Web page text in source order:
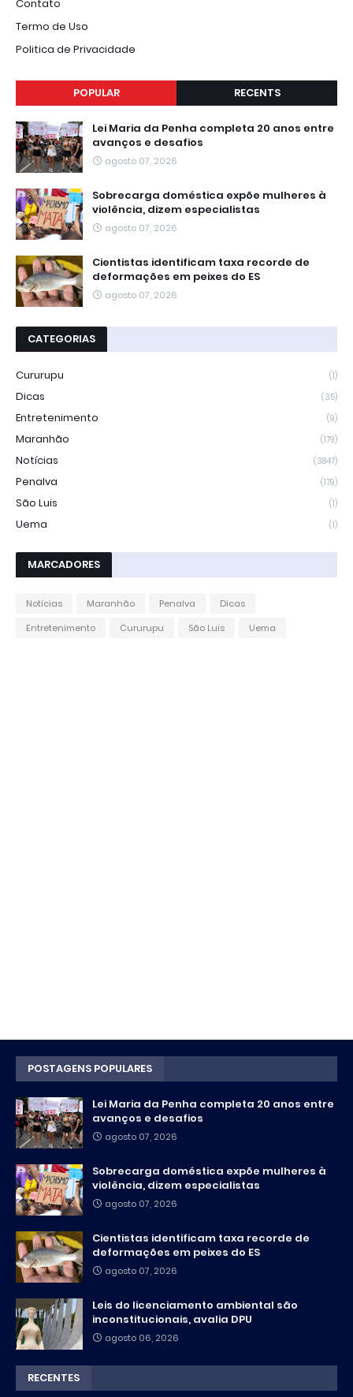
Contato
Termo de Uso
Politica de Privacidade
POPULAR RECENTS
Lei Maria da Penha completa 20 anos entre
avanços e desafios
agosto 07, 2026
Sobrecarga doméstica expõe mulheres à
violência, dizem especialistas
agosto 07, 2026
Cientistas identificam taxa recorde de
deformações em peixes do ES
agosto 07, 2026
CATEGORIAS
Cururupu (1)
Dicas (35)
Entretenimento (9)
Maranhão (179)
Notícias (3847)
Penalva (179)
São Luis (1)
Uema (1)
MARCADORES
Notícias Maranhão Penalva
Dicas
Entretenimento
Cururupu São Luis Uema
POSTAGENS POPULARES
Lei Maria da Penha completa 20 anos entre
avanços e desafios
agosto 07, 2026
Sobrecarga doméstica expõe mulheres à
violência, dizem especialistas
agosto 07, 2026
Cientistas identificam taxa recorde de
deformações em peixes do ES
agosto 07, 2026
Leis do licenciamento ambiental são
inconstitucionais, avalia DPU
agosto 06, 2026
RECENTES